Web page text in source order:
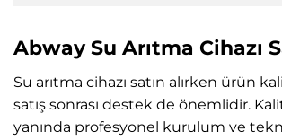
Abway Su Arıtma Cihazı
Su arıtma cihazı satın alırken ürün
satış sonrası destek de önemlidir.
yanında profesyonel kurulum ve